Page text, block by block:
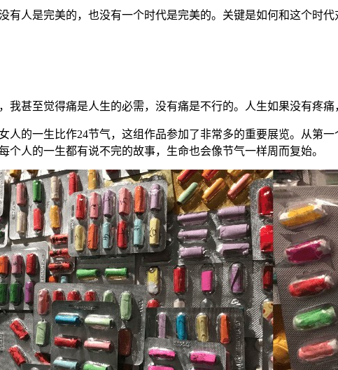
有人是完美的，也没有一个时代是完美的。关键是如何和这个时代
我甚至觉得痛是人生的必需，没有痛是不行的。人生如果没有疼
人的一生比作24节气，这组作品参加了非常多的重要展览。从
个人的一生都有说不完的故事，生命也会像节气一样周而复始。